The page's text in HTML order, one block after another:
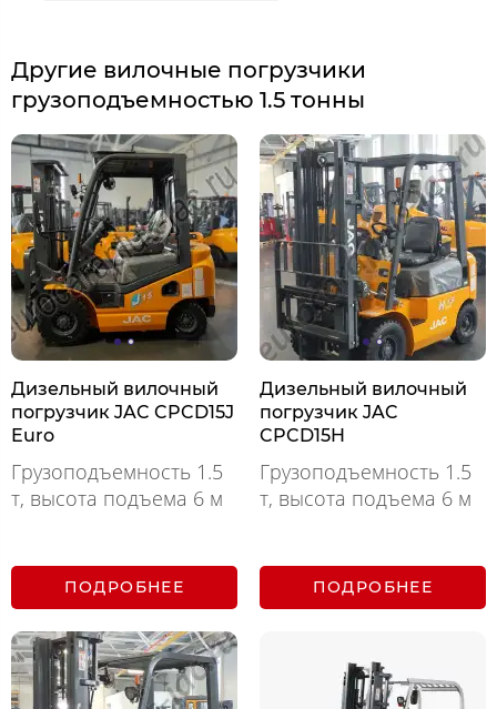
Другие вилочные погрузчики
грузоподъемностью 1.5 тонны
Дизельный вилочный
погрузчик JAC CPCD15J
Euro
Грузоподъемность 1.5
т, высота подъема 6 м
ПОДРОБНЕЕ
Дизельный вилочный
погрузчик JAC
CPCD15H
Грузоподъемность 1.5
т, высота подъема 6 м
ПОДРОБНЕЕ